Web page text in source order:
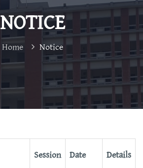
NOTICE
Home Notice
Session Date Details